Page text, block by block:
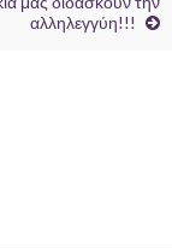
αλληλεγγύη!!!